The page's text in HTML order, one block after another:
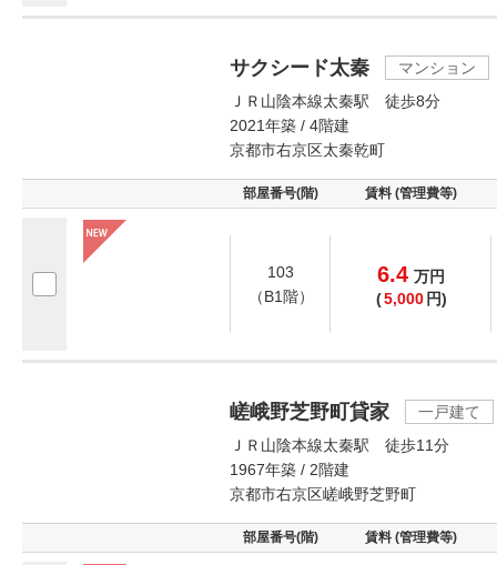
サクシード太秦
マンション
ＪＲ山陰本線太秦駅 徒歩8分
2021年築 / 4階建
京都市右京区太秦乾町
部屋番号(階) 賃料 (管理費等)
103
（B1階）
6.4 万円
(5,000 円)
嵯峨野芝野町貸家
一戸建て
ＪＲ山陰本線太秦駅 徒歩11分
1967年築 / 2階建
京都市右京区嵯峨野芝野町
部屋番号(階) 賃料 (管理費等)